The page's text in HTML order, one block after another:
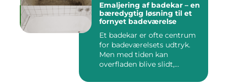
Emaljering af badekar – en
bæredygtig løsning til et
fornyet badeværelse
Et badekar er ofte centrum
for badeværelsets udtryk.
Men med tiden kan
overfladen blive slidt,...